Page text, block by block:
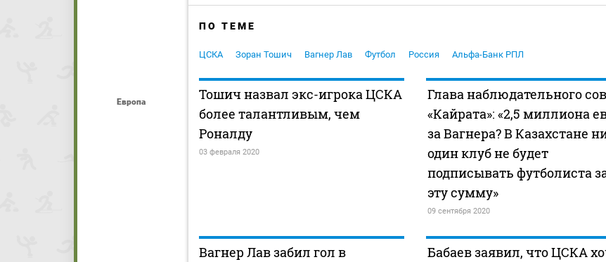
Европа
ПО ТЕМЕ
ЦСКА Зоран Тошич Вагнер Лав Футбол Россия Альфа-Банк РПЛ
Тошич назвал экс-игрока ЦСКА
более талантливым, чем
Роналду
03 февраля 2020
Глава наблюдательного
«Кайрата»: «2,5 миллиона
за Вагнера? В Казахстане
один клуб не будет
подписывать футболиста
эту сумму»
09 сентября 2020
Вагнер Лав забил гол в
Бабаев заявил, что ЦСКА